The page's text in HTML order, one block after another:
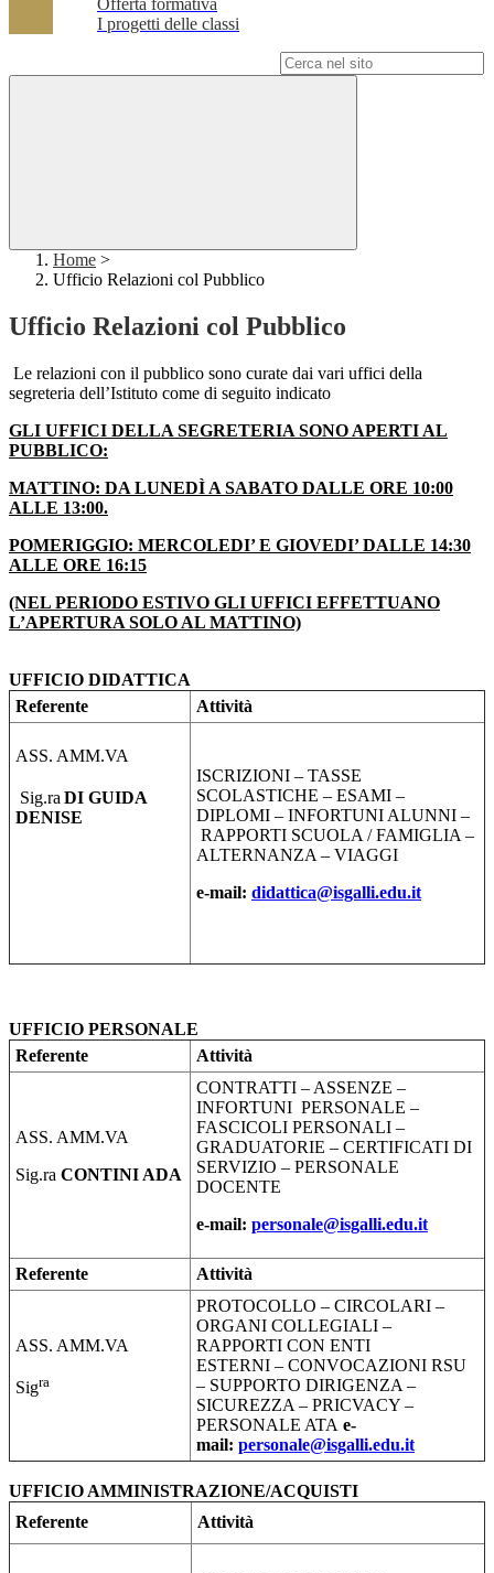
Offerta formativa
I progetti delle classi
Home >
Ufficio Relazioni col Pubblico
Ufficio Relazioni col Pubblico
Le relazioni con il pubblico sono curate dai vari uffici della
segreteria dell’Istituto come di seguito indicato
GLI UFFICI DELLA SEGRETERIA SONO APERTI AL
PUBBLICO:
MATTINO: DA LUNEDÌ A SABATO DALLE ORE 10:00
ALLE 13:00.
POMERIGGIO: MERCOLEDI’ E GIOVEDI’ DALLE 14:30
ALLE ORE 16:15
(NEL PERIODO ESTIVO GLI UFFICI EFFETTUANO
L’APERTURA SOLO AL MATTINO)
UFFICIO DIDATTICA
Referente
Attività
ASS. AMM.VA
Sig.raDI GUIDA
DENISE
ISCRIZIONI – TASSE
SCOLASTICHE – ESAMI –
DIPLOMI – INFORTUNI ALUNNI –
RAPPORTI SCUOLA / FAMIGLIA –
ALTERNANZA – VIAGGI
e-mail: didattica@isgalli.edu.it
UFFICIO PERSONALE
Referente
Attività
ASS. AMM.VA
Sig.ra CONTINI ADA
CONTRATTI – ASSENZE –
INFORTUNI PERSONALE –
FASCICOLI PERSONALI –
GRADUATORIE – CERTIFICATI DI
SERVIZIO – PERSONALE
DOCENTE
e-mail: personale@isgalli.edu.it
Referente Attività
ASS. AMM.VA
Sigra
PROTOCOLLO – CIRCOLARI –
ORGANI COLLEGIALI –
RAPPORTI CON ENTI
ESTERNI – CONVOCAZIONI RSU
– SUPPORTO DIRIGENZA –
SICUREZZA – PRICVACY –
PERSONALE ATA e-
mail: personale@isgalli.edu.it
UFFICIO AMMINISTRAZIONE/ACQUISTI
Referente
Attività